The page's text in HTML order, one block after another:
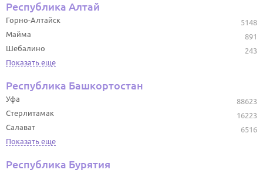
Республика Алтай
5148
Горно-Алтайск
891
Майма
243
Шебалино
Показать еще
Республика Башкортостан
88623
Уфа
16223
Стерлитамак
6516
Салават
Показать еще
Республика Бурятия